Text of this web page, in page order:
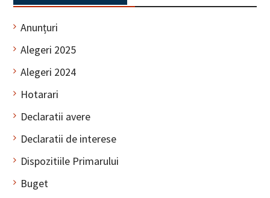
Anunțuri
Alegeri 2025
Alegeri 2024
Hotarari
Declaratii avere
Declaratii de interese
Dispozitiile Primarului
Buget